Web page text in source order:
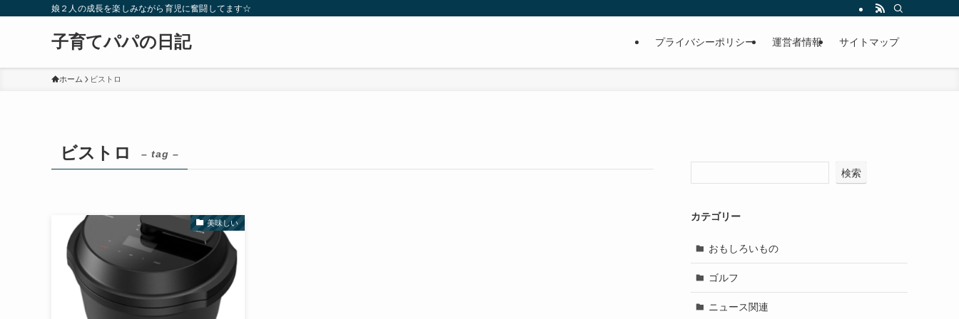
娘２人の成長を楽しみながら育児に奮闘してます☆
子育てパパの日記 プライバシーポリシー 運営者情報 サイトマップ
ホーム ビストロ
ビストロ – tag –
美味しい
検索
カテゴリー
おもしろいもの
ゴルフ
ニュース関連